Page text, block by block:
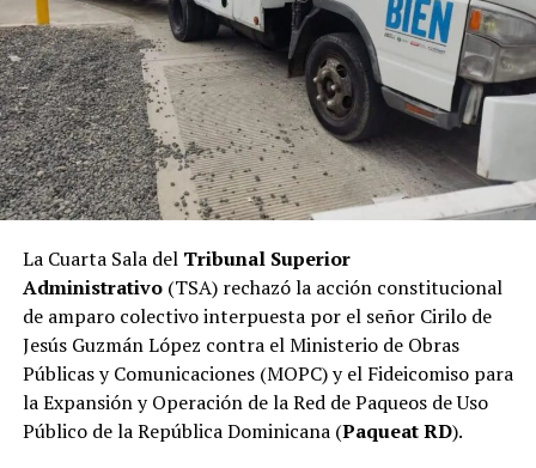
La Cuarta Sala del Tribunal Superior
Administrativo(TSA) rechazó la acción constitucional
de amparo colectivo interpuesta por el señor Cirilo de
Jesús Guzmán López contra el Ministerio de Obras
Públicas y Comunicaciones (MOPC) y el Fideicomiso para
la Expansión y Operación de la Red de Paqueos de Uso
Público de la República Dominicana (Paqueat RD).